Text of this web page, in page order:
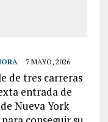
7 MAYO, 2026
de tres carreras
entrada de
Nueva York